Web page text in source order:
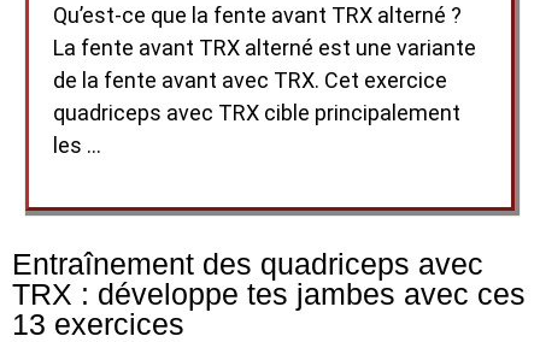
Qu’est-ce que la fente avant TRX alterné ?
La fente avant TRX alterné est une variante
de la fente avant avec TRX. Cet exercice
quadriceps avec TRX cible principalement
les …
Entraînement des quadriceps avec
TRX : développe tes jambes avec ces
13 exercices